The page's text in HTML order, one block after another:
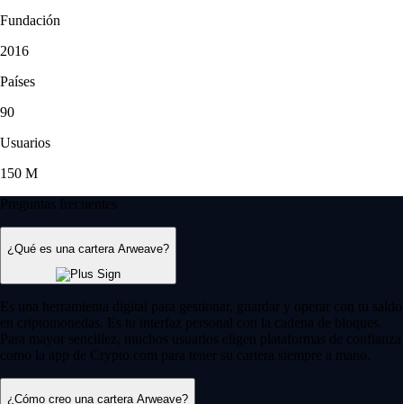
Fundación
2016
Países
90
Usuarios
150 M
Preguntas frecuentes
¿Qué es una cartera Arweave?
Es una herramienta digital para gestionar, guardar y operar con tu saldo
en criptomonedas. Es tu interfaz personal con la cadena de bloques.
Para mayor sencillez, muchos usuarios eligen plataformas de confianza
como la app de Crypto.com para tener su cartera siempre a mano.
¿Cómo creo una cartera Arweave?